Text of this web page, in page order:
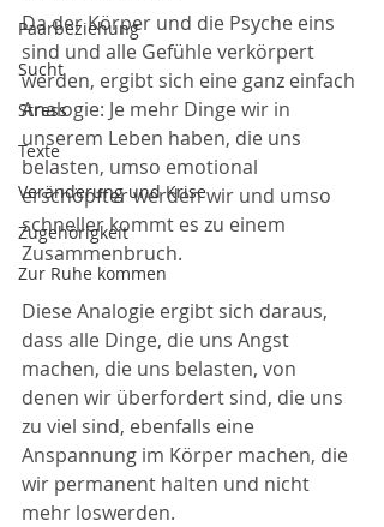
Paarbeziehung
Sucht
Stress
Texte
Veränderung und Krise
Zugehörigkeit
Zur Ruhe kommen
Da der Körper und die Psyche eins
sind und alle Gefühle verkörpert
werden, ergibt sich eine ganz einfach
Analogie: Je mehr Dinge wir in
unserem Leben haben, die uns
belasten, umso emotional
erschöpfter werden wir und umso
schneller kommt es zu einem
Zusammenbruch.
Diese Analogie ergibt sich daraus,
dass alle Dinge, die uns Angst
machen, die uns belasten, von
denen wir überfordert sind, die uns
zu viel sind, ebenfalls eine
Anspannung im Körper machen, die
wir permanent halten und nicht
mehr loswerden.